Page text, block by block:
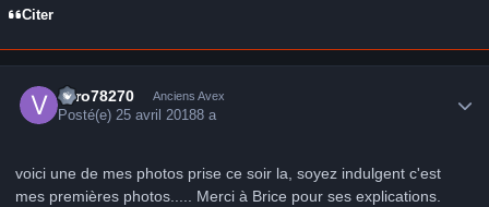
Citer
vero78270 Anciens Avex
Posté(e)25 avril 20188 a
voici une de mes photos prise ce soir la, soyez indulgent c'est
mes premières photos..... Merci à Brice pour ses explications.